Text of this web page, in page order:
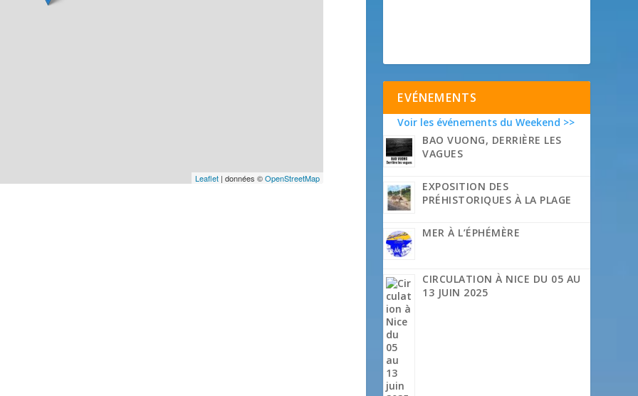
Leaflet | données ©OpenStreetMap
EVÉNEMENTS
Voir les événements du Weekend >>
BAO VUONG, DERRIÈRE LES
VAGUES
EXPOSITION DES
PRÉHISTORIQUES À LA PLAGE
MER À L’ÉPHÉMÈRE
CIRCULATION À NICE DU 05 AU
13 JUIN 2025